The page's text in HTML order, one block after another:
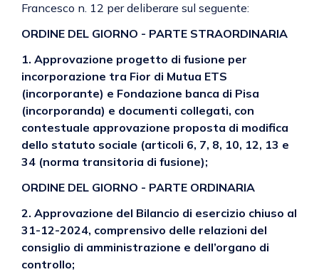
Francesco n. 12 per deliberare sul seguente:
ORDINE DEL GIORNO - PARTE STRAORDINARIA
1. Approvazione progetto di fusione per
incorporazione tra Fior di Mutua ETS
(incorporante) e Fondazione banca di Pisa
(incorporanda) e documenti collegati, con
contestuale approvazione proposta di modifica
dello statuto sociale (articoli 6, 7, 8, 10, 12, 13 e
34 (norma transitoria di fusione);
ORDINE DEL GIORNO - PARTE ORDINARIA
2. Approvazione del Bilancio di esercizio chiuso al
31-12-2024, comprensivo delle relazioni del
consiglio di amministrazione e dell’organo di
controllo;